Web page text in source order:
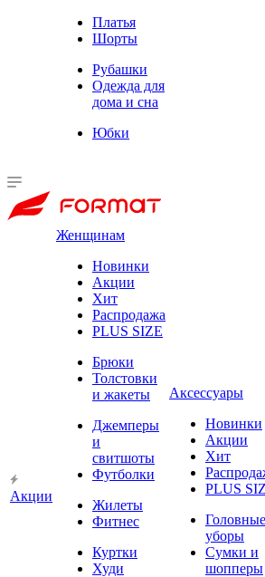
Платья
Шорты
Рубашки
Одежда для
дома и сна
Юбки
Акции
Женщинам
Новинки
Акции
Хит
Распродажа
PLUS SIZE
Брюки
Толстовки
и жакеты
Джемперы
и
свитшоты
Футболки
Жилеты
Фитнес
Куртки
Худи
Аксессуары
Новинки
Акции
Хит
PLUS
Головные
уборы
Сумки и
шопперы